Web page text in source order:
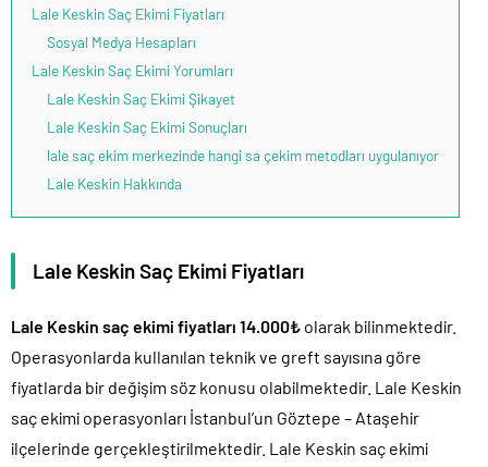
Lale Keskin Saç Ekimi Fiyatları
Sosyal Medya Hesapları
Lale Keskin Saç Ekimi Yorumları
Lale Keskin Saç Ekimi Şikayet
Lale Keskin Saç Ekimi Sonuçları
lale saç ekim merkezinde hangi sa çekim metodları uygulanıyor
Lale Keskin Hakkında
Lale Keskin Saç Ekimi Fiyatları
Lale Keskin saç ekimi fiyatları 14.000₺ olarak bilinmektedir.
Operasyonlarda kullanılan teknik ve greft sayısına göre
fiyatlarda bir değişim söz konusu olabilmektedir. Lale Keskin
saç ekimi operasyonları İstanbul’un Göztepe – Ataşehir
ilçelerinde gerçekleştirilmektedir. Lale Keskin saç ekimi